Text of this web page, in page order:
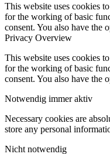
This website uses cookies
for the working of basic
consent. You also have the
Privacy Overview
This website uses cookies
for the working of basic
consent. You also have the
Notwendig immer aktiv
Necessary cookies are
store any personal
Nicht notwendig